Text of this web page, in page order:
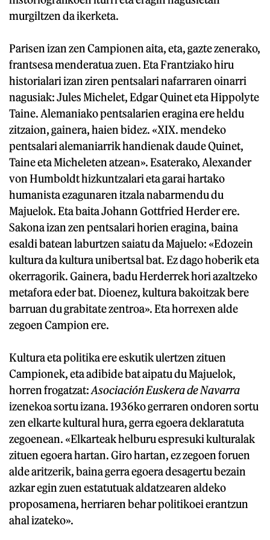
murgiltzen da ikerketa.
Parisen izan zen Campionen aita, eta, gazte zenerako,
frantsesa menderatua zuen. Eta Frantziako hiru
historialari izan ziren pentsalari nafarraren oinarri
nagusiak: Jules Michelet, Edgar Quinet eta Hippolyte
Taine. Alemaniako pentsalarien eragina ere heldu
zitzaion, gainera, haien bidez. «XIX. mendeko
pentsalari alemaniarrik handienak daude Quinet,
Taine eta Micheleten atzean». Esaterako, Alexander
von Humboldt hizkuntzalari eta garai hartako
humanista ezagunaren itzala nabarmendu du
Majuelok. Eta baita Johann Gottfried Herder ere.
Sakona izan zen pentsalari horien eragina, baina
esaldi batean laburtzen saiatu da Majuelo: «Edozein
kultura da kultura unibertsal bat. Ez dago hoberik eta
okerragorik. Gainera, badu Herderrek hori azaltzeko
metafora eder bat. Dioenez, kultura bakoitzak bere
barruan du grabitate zentroa». Eta horrexen alde
zegoen Campion ere.
Kultura eta politika ere eskutik ulertzen zituen
Campionek, eta adibide bat aipatu du Majuelok,
horren frogatzat:Asociación Euskera de Navarra
izenekoa sortu izana. 1936ko gerraren ondoren sortu
zen elkarte kultural hura, gerra egoera deklaratuta
zegoenean. «Elkarteak helburu espresuki kulturalak
zituen egoera hartan. Giro hartan, ez zegoen foruen
alde aritzerik, baina gerra egoera desagertu bezain
azkar egin zuen estatutuak aldatzearen aldeko
proposamena, herriaren behar politikoei erantzun
ahal izateko».